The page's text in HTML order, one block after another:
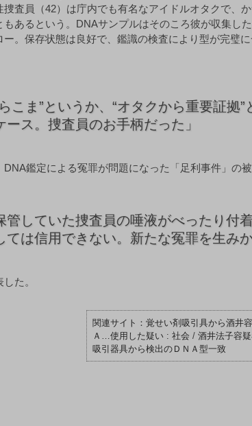
査員（42）は庁内でも有名なアイドルオタクで、
あるという。DNAサンプルはそのころ彼が収集し
。保存状態は良好で、鑑識の検査により型が完璧
こま”というか、“オタクから重要証拠”
ス。捜査員のお手柄だった」
DNA鑑定による冤罪が問題になった「足利事件」の
管していた捜査員の唾液がべったり付
ては信用できない。新たな冤罪を生みか
た。
覚せい剤吸引具から酒井
Ａ…使用した疑い : 社会 / 酒井法子容
吸引器具から検出のＤＮＡ型一致